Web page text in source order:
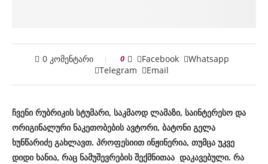
0 კომენტარი 0 Facebook
Whatsapp
Telegram
Email
ჩვენი რუბრიკის სტუმარი, საკმაოდ ლამაზი, საინტერესო და
ორიგინალური ნაკეთობების ავტორი, ბატონი გელა
ხუნწარიძე გახლავთ. პროფესიით ინჟინერია, თუმცა უკვე
დიდი ხანია, რაც ნამუშევრების შექმნითაა დაკავებული. რა